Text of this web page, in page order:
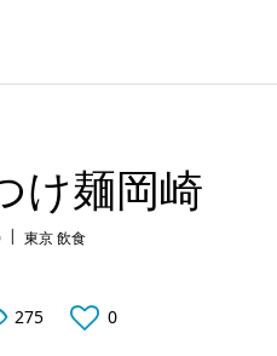
け麺岡崎
東京 飲食
275 0